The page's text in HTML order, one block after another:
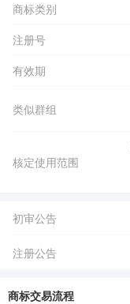
商标类别
注册号
有效期
类似群组
核定使用范围
初审公告
注册公告
商标交易流程